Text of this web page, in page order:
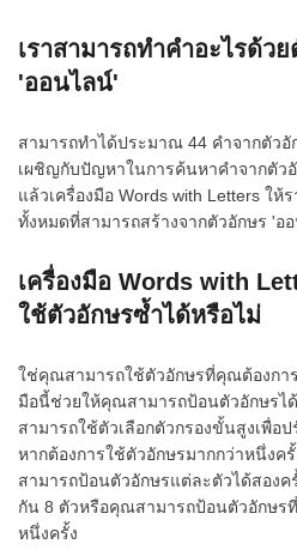
เราสามารถทำคำอะไรด้ว
'ออนไลน์'
สามารถทำได้ประมาณ 44 คำจากตัว
เผชิญกับปัญหาในการค้นหาคำจากตัว
แล้วเครื่องมือ Words with Letters ให้
ทั้งหมดที่สามารถสร้างจากตัวอักษร 'อ
เครื่องมือ Words with
ใช้ตัวอักษรซ้ำได้หรือไม่
ใช่คุณสามารถใช้ตัวอักษรที่คุณต้องกา
มือนี้ช่วยให้คุณสามารถป้อนตัวอักษรไ
สามารถใช้ตัวเลือกตัวกรองขั้นสูงเพื่อ
หากต้องการใช้ตัวอักษรมากกว่าหนึ่งค
สามารถป้อนตัวอักษรแต่ละตัวได้สอง
กัน 8 ตัวหรือคุณสามารถป้อนตัวอักษร
หนึ่งครั้ง